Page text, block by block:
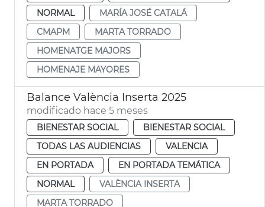
NORMAL
MARÍA JOSÉ CATALÁ
CMAPM
MARTA TORRADO
HOMENATGE MAJORS
HOMENAJE MAYORES
Balance València Inserta 2025
modificado hace 5 meses
BIENESTAR SOCIAL
BIENESTAR SOCIAL
TODAS LAS AUDIENCIAS
VALENCIA
EN PORTADA
EN PORTADA TEMÁTICA
NORMAL
VALÈNCIA INSERTA
MARTA TORRADO